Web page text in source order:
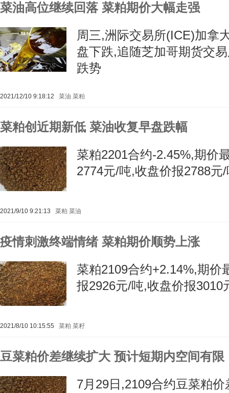
菜油高位继续回落 菜粕期价大幅走强
周三,洲际交易所(ICE)加拿
盘下跌,追随芝加哥期货交
跌势
2021/12/10 9:18:12 菜油 菜粕
菜粕创近期新低 菜油收复早盘跌幅
菜粕2201合约-2.45%,期价
2774元/吨,收盘价报2788元
2021/9/10 9:21:13 菜粕 菜油
疫情刺激终端情绪 菜粕期价顺势上涨
菜粕2109合约+2.14%,期价
报2926元/吨,收盘价报3010
2021/8/10 10:15:55 菜粕 菜籽
豆菜粕价差继续扩大 预计短期内空间有限
7月29日,2109合约豆菜粕